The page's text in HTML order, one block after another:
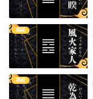
易経
易経